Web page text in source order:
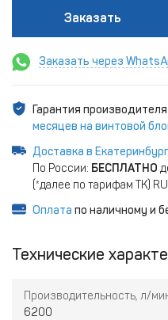
Заказать
Заказать через
Гарантия производителя
месяцев на винтовой
Доставка в
По России: БЕСПЛАТНО
(*далее по тарифам ТК)
Оплата по наличному и
Технические
Производительность, л/
6200